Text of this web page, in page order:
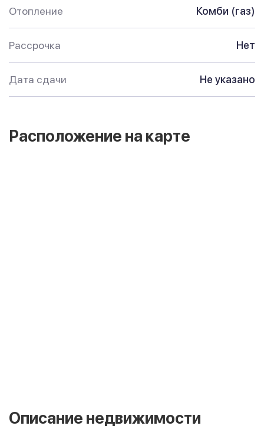
Отопление Комби (газ)
Рассрочка Нет
Дата сдачи Не указано
Расположение на карте
Описание недвижимости